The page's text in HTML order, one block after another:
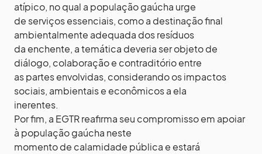
atípico, no qual a população gaúcha urge
de serviços essenciais, como a destinação final
ambientalmente adequada dos resíduos
da enchente, a temática deveria ser objeto de
diálogo, colaboração e contraditório entre
as partes envolvidas, considerando os impactos
sociais, ambientais e econômicos a ela
inerentes.
Por fim, a EGTR reafirma seu compromisso em apoiar
à população gaúcha neste
momento de calamidade pública e estará